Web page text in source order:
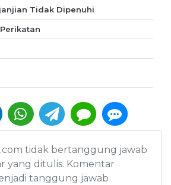
Tidak Dipenuhi
tidak bertanggung jawab
yang ditulis. Komentar
tanggung jawab